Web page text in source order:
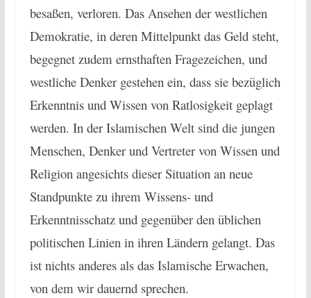
besaßen, verloren. Das Ansehen der westlichen
Demokratie, in deren Mittelpunkt das Geld steht,
begegnet zudem ernsthaften Fragezeichen, und
westliche Denker gestehen ein, dass sie bezüglich
Erkenntnis und Wissen von Ratlosigkeit geplagt
werden. In der Islamischen Welt sind die jungen
Menschen, Denker und Vertreter von Wissen und
Religion angesichts dieser Situation an neue
Standpunkte zu ihrem Wissens- und
Erkenntnisschatz und gegenüber den üblichen
politischen Linien in ihren Ländern gelangt. Das
ist nichts anderes als das Islamische Erwachen,
von dem wir dauernd sprechen.